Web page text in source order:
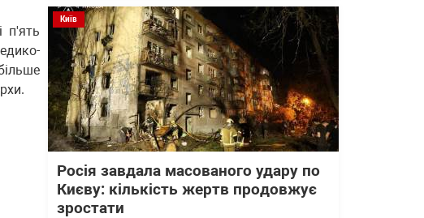
п'ять
Київ
Росія завдала масованого удару по
Києву: кількість жертв продовжує
зростати